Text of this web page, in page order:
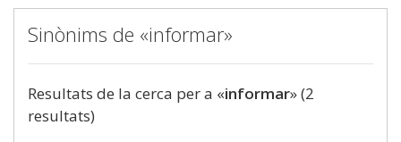
Sinònims de «informar»
Resultats de la cerca per a «informar» (2
resultats)